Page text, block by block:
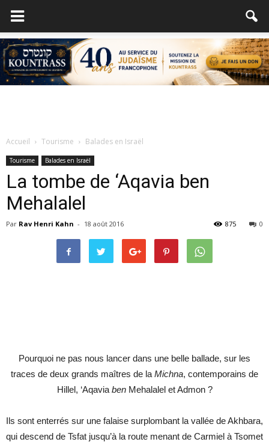
Accueil Tourisme Balades en Israël
Tourisme Balades en Israël
La tombe de ‘Aqavia ben
Mehalalel
Par Rav Henri Kahn - 18 août 2016 0
875
Pourquoi ne pas nous lancer dans une belle ballade, sur les
traces de deux grands maîtres de la Michna, contemporains de
Hillel, ‘Aqavia benMehalalel et Admon ?
Ils sont enterrés sur une falaise surplombant la vallée de Akhbara,
qui descend de Tsfat jusqu’à la route menant de Carmiel à Tsomet